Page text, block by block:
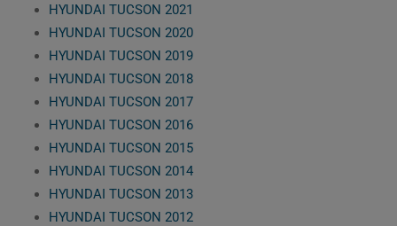
HYUNDAI TUCSON 2021
HYUNDAI TUCSON 2020
HYUNDAI TUCSON 2019
HYUNDAI TUCSON 2018
HYUNDAI TUCSON 2017
HYUNDAI TUCSON 2016
HYUNDAI TUCSON 2015
HYUNDAI TUCSON 2014
HYUNDAI TUCSON 2013
HYUNDAI TUCSON 2012